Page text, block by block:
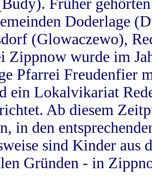
Früher
Doderlage
(Glowaczewo),
Zippnow wurde im
Pfarrei Freudenfier
ein Lokalvikariat
Ab diesem
in den
sind Kinder aus
Gründen - in